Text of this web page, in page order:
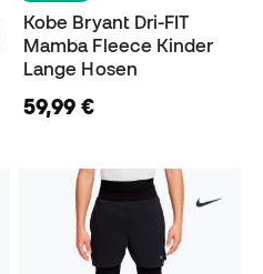
Kobe Bryant Dri-FIT
Mamba Fleece Kinder
Lange Hosen
59,99 €